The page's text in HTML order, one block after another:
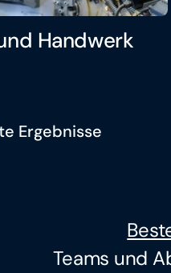
Handwerk
Ergebnisse
Teams und